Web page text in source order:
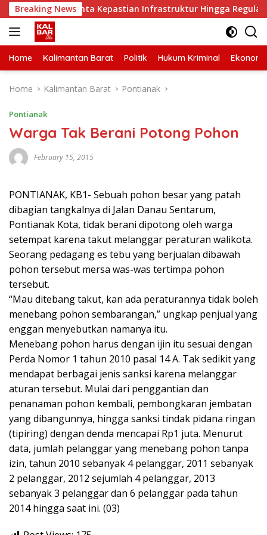
Skip
to
content
Breaking News
Kalbar Minta Kepastian Infrastruktur Hingga Regulasi Tarif
Home Kalimantan Barat Politik Hukum Kriminal Ekonomi
Home Kalimantan Barat Pontianak
Pontianak
Warga Tak Berani Potong Pohon
February 15, 2015
PONTIANAK, KB1- Sebuah pohon besar yang patah
dibagian tangkalnya di Jalan Danau Sentarum,
Pontianak Kota, tidak berani dipotong oleh warga
setempat karena takut melanggar peraturan walikota.
Seorang pedagang es tebu yang berjualan dibawah
pohon tersebut mersa was-was tertimpa pohon
tersebut.
“Mau ditebang takut, kan ada peraturannya tidak boleh
menebang pohon sembarangan,” ungkap penjual yang
enggan menyebutkan namanya itu.
Menebang pohon harus dengan ijin itu sesuai dengan
Perda Nomor 1 tahun 2010 pasal 14 A. Tak sedikit yang
mendapat berbagai jenis sanksi karena melanggar
aturan tersebut. Mulai dari penggantian dan
penanaman pohon kembali, pembongkaran jembatan
yang dibangunnya, hingga sanksi tindak pidana ringan
(tipiring) dengan denda mencapai Rp1 juta. Menurut
data, jumlah pelanggar yang menebang pohon tanpa
izin, tahun 2010 sebanyak 4 pelanggar, 2011 sebanyak
2 pelanggar, 2012 sejumlah 4 pelanggar, 2013
sebanyak 3 pelanggar dan 6 pelanggar pada tahun
2014 hingga saat ini. (03)